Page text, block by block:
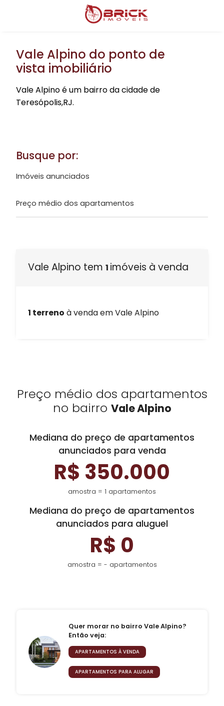
Vale Alpino do ponto de
vista imobiliário
Vale Alpino é um bairro da cidade de
Teresópolis,RJ.
Busque por:
Imóveis anunciados
Preço médio dos apartamentos
Vale Alpino tem 1 imóveis à venda
1 terreno à venda em Vale Alpino
Preço médio dos apartamentos
no bairro Vale Alpino
Mediana do preço de apartamentos
anunciados para venda
R$ 350.000
amostra = 1 apartamentos
Mediana do preço de apartamentos
anunciados para aluguel
R$ 0
amostra = - apartamentos
Quer morar no bairro Vale Alpino?
Então veja:
APARTAMENTOS À VENDA
APARTAMENTOS PARA ALUGAR